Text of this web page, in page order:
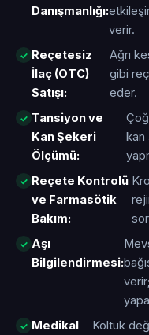
Danışmanlığı:
verir.
Reçetesiz
İlaç (OTC)
Satışı:
Ağrı
gibi
eder.
Tansiyon ve
Kan Şekeri
Ölçümü:
kan
Reçete Kontrolü
ve Farmasötik
Bakım:
Aşı
Bilgilendirmesi:
Medikal
Koltuk